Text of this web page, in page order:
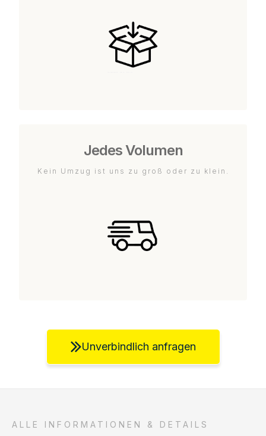
Jedes Volumen
Kein Umzug ist uns zu groß oder zu klein.
Unverbindlich anfragen
ALLE INFORMATIONEN & DETAILS